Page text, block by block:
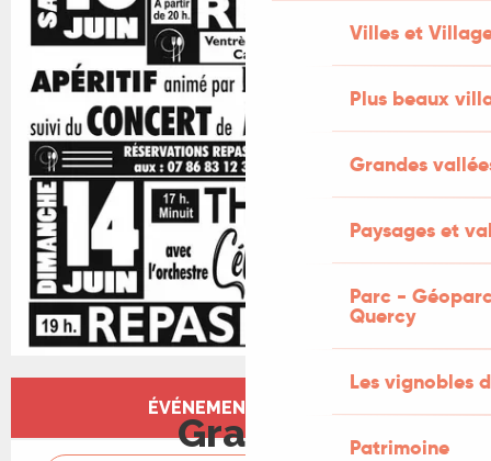
Villes et
Plus beaux
Grandes
Paysages et
Parc -
Quercy
Les vignobles
Patrimoine
Ouverture et coordonnées
ÉVÉNEMENT TERMINÉ
Gratuit